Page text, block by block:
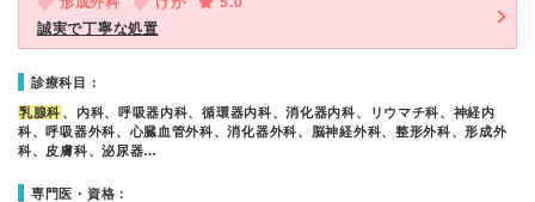
誠実で丁寧な処置
診療科目：
乳腺科 、内科、呼吸器内科、循環器内科、消化器内科、リウマチ科、神経内
科、呼吸器外科、心臓血管外科、消化器外科、脳神経外科、整形外科、形成外
科、皮膚科、泌尿器…
専門医・資格：